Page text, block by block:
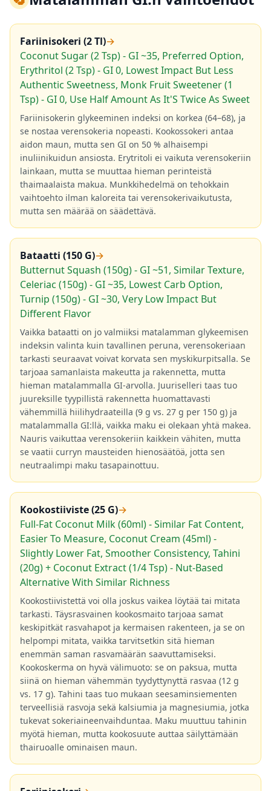
Fariinisokeri (2 Tl)→
Coconut Sugar (2 Tsp) - GI ~35, Preferred Option,
Erythritol (2 Tsp) - GI 0, Lowest Impact But Less
Authentic Sweetness, Monk Fruit Sweetener (1
Tsp) - GI 0, Use Half Amount As It'S Twice As Sweet
Fariinisokerin glykeeminen indeksi on korkea (64–68), ja
se nostaa verensokeria nopeasti. Kookossokeri antaa
aidon maun, mutta sen GI on 50 % alhaisempi
inuliinikuidun ansiosta. Erytritoli ei vaikuta verensokeriin
lainkaan, mutta se muuttaa hieman perinteistä
thaimaalaista makua. Munkkihedelmä on tehokkain
vaihtoehto ilman kaloreita tai verensokerivaikutusta,
mutta sen määrää on säädettävä.
Bataatti (150 G)→
Butternut Squash (150g) - GI ~51, Similar Texture,
Celeriac (150g) - GI ~35, Lowest Carb Option,
Turnip (150g) - GI ~30, Very Low Impact But
Different Flavor
Vaikka bataatti on jo valmiiksi matalamman glykeemisen
indeksin valinta kuin tavallinen peruna, verensokeriaan
tarkasti seuraavat voivat korvata sen myskikurpitsalla. Se
tarjoaa samanlaista makeutta ja rakennetta, mutta
hieman matalammalla GI-arvolla. Juuriselleri taas tuo
juureksille tyypillistä rakennetta huomattavasti
vähemmillä hiilihydraateilla (9 g vs. 27 g per 150 g) ja
matalammalla GI:llä, vaikka maku ei olekaan yhtä makea.
Nauris vaikuttaa verensokeriin kaikkein vähiten, mutta
se vaatii curryn mausteiden hienosäätöä, jotta sen
neutraalimpi maku tasapainottuu.
Kookostiiviste (25 G)→
Full-Fat Coconut Milk (60ml) - Similar Fat Content,
Easier To Measure, Coconut Cream (45ml) -
Slightly Lower Fat, Smoother Consistency, Tahini
(20g) + Coconut Extract (1/4 Tsp) - Nut-Based
Alternative With Similar Richness
Kookostiivistettä voi olla joskus vaikea löytää tai mitata
tarkasti. Täysrasvainen kookosmaito tarjoaa samat
keskipitkät rasvahapot ja kermaisen rakenteen, ja se on
helpompi mitata, vaikka tarvitsetkin sitä hieman
enemmän saman rasvamäärän saavuttamiseksi.
Kookoskerma on hyvä välimuoto: se on paksua, mutta
siinä on hieman vähemmän tyydyttynyttä rasvaa (12 g
vs. 17 g). Tahini taas tuo mukaan seesaminsiementen
terveellisiä rasvoja sekä kalsiumia ja magnesiumia, jotka
tukevat sokeriaineenvaihduntaa. Maku muuttuu tahinin
myötä hieman, mutta kookosuute auttaa säilyttämään
thairuoalle ominaisen maun.